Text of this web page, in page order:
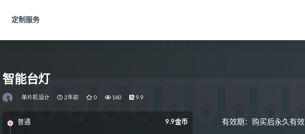
定制服务
智能台灯
单片机设计 2年前 0 160 9.9
普通 9.9金币 有效期：购买后永久有效